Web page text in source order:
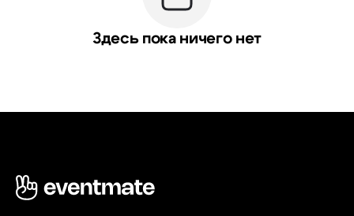
Здесь пока ничего нет